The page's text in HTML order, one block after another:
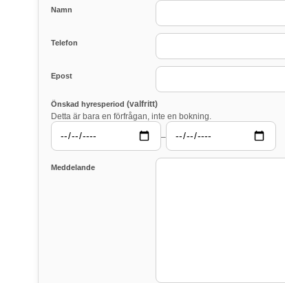
Namn
Telefon
Epost
Önskad hyresperiod (valfritt)
Detta är bara en förfrågan, inte en bokning.
–
Meddelande